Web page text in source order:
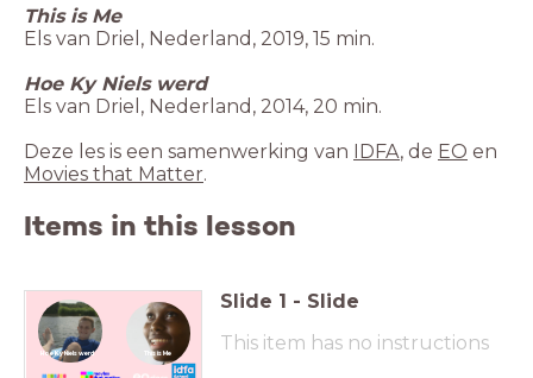
This is Me
Els van Driel, Nederland, 2019, 15 min.
Hoe Ky Niels werd
Els van Driel, Nederland, 2014, 20 min.
Deze les is een samenwerking van
IDFA, de EO en
Movies that Matter.
Items in this lesson
This is Me
Hoe Ky Niels werd
Slide 1 - Slide
This item has no instructions